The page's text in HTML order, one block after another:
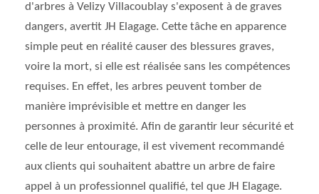
d'arbres à Velizy Villacoublay s'exposent à de graves
dangers, avertit JH Elagage. Cette tâche en apparence
simple peut en réalité causer des blessures graves,
voire la mort, si elle est réalisée sans les compétences
requises. En effet, les arbres peuvent tomber de
manière imprévisible et mettre en danger les
personnes à proximité. Afin de garantir leur sécurité et
celle de leur entourage, il est vivement recommandé
aux clients qui souhaitent abattre un arbre de faire
appel à un professionnel qualifié, tel que JH Elagage.